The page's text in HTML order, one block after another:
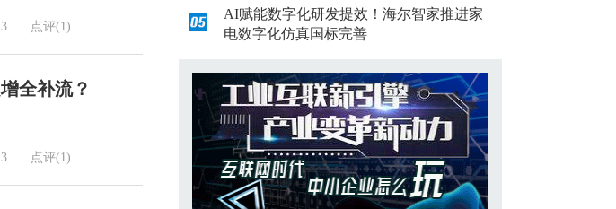
3 点评(1)
全补流？
3 点评(1)
AI赋能数字化研发提效！海尔智家推进家
电数字化仿真国标完善